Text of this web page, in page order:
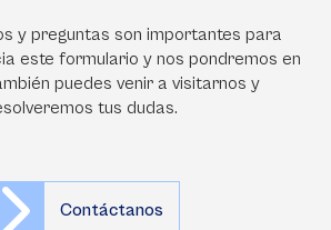
y preguntas son importantes para
este formulario y nos pondremos en
puedes venir a visitarnos y
tus dudas.
Contáctanos